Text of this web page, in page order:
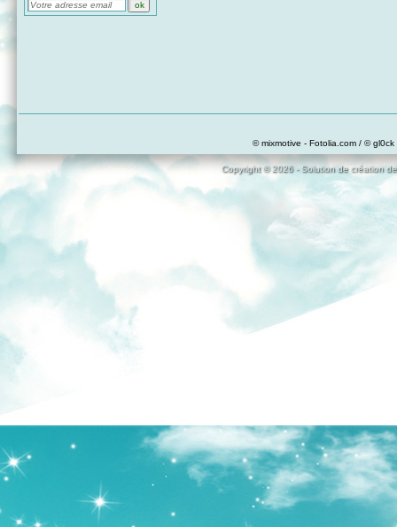
© mixmotive - Fotolia.com / ©
Copyright © 2026 - Solution de création